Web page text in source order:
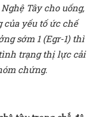
Tây cho uống,
của yếu tố ức chế
sớm 1 (Egr-1) thì
trạng thị lực cải
chứng.